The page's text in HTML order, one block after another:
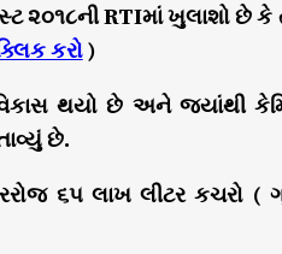
RTIમાં ખુલાશો છે કે
કરો)
થયો છે અને જ્યાંથી
છે.
૬૫ લાખ લીટર કચરો (